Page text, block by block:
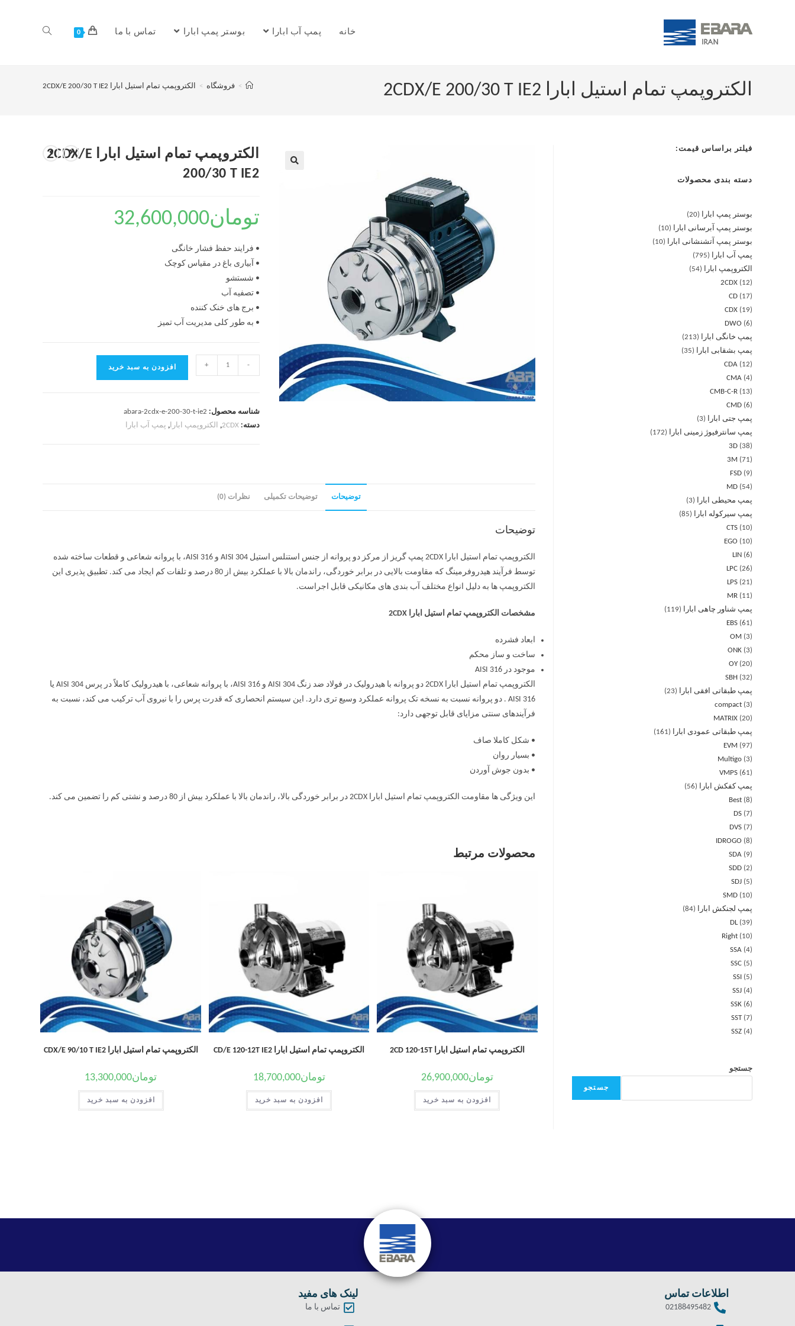
خانه پمپ آب ابارا بوستر پمپ ابارا تماس با ما 0
الکتروپمپ تمام استیل ابارا 2CDX/E 200/30 T IE2 > فروشگاه > الکتروپمپ تمام استیل ابارا 2CDX/E 200/30 T IE2
الکتروپمپ تمام استیل ابارا 2CDX/E
200/30 T IE2
تومان32,600,000
• فرایند حفظ فشار خانگی
• آبیاری باغ در مقیاس کوچک
• شستشو
• تصفیه آب
• برج های خنک کننده
• به طور کلی مدیریت آب تمیز
-
+ افزودن به سبد خرید
شناسه محصول: abara-2cdx-e-200-30-t-ie2
دسته:2CDX
, الکتروپمپ ابارا, پمپ آب ابارا
توضیحات توضیحات تکمیلی نظرات (0)
توضیحات
الکتروپمپ تمام استیل ابارا 2CDX پمپ گریز از مرکز دو پروانه از جنس استنلس استیل AISI 304 و AISI 316، با پروانه شعاعی و قطعات ساخته شده
توسط فرآیند هیدروفرمینگ که مقاومت بالایی در برابر خوردگی، راندمان بالا با عملکرد بیش از 80 درصد و تلفات کم ایجاد می کند. تطبیق پذیری این
الکتروپمپ ها به دلیل انواع مختلف آب بندی های مکانیکی قابل اجراست.
مشخصات الکتروپمپ تمام استیل ابارا 2CDX
ابعاد فشرده
ساخت و ساز محکم
موجود در AISI 316
الکتروپمپ تمام استیل ابارا 2CDX دو پروانه با هیدرولیک در فولاد ضد زنگ AISI 304 و AISI 316، با پروانه شعاعی، با هیدرولیک کاملاً در پرس AISI 304 یا
AISI 316 . دو پروانه نسبت به نسخه تک پروانه عملکرد وسیع تری دارد. این سیستم انحصاری که قدرت پرس را با نیروی آب ترکیب می کند، نسبت به
فرآیندهای سنتی مزایای قابل توجهی دارد:
• شکل کاملا صاف
• بسیار روان
• بدون جوش آوردن
این ویژگی ها مقاومت الکتروپمپ تمام استیل ابارا 2CDX در برابر خوردگی بالا، راندمان بالا با عملکرد بیش از 80 درصد و نشتی کم را تضمین می کند.
محصولات مرتبط
الکتروپمپ تمام استیل ابارا 2CD 120-15T
تومان26,900,000
افزودن به سبد خرید
الکتروپمپ تمام استیل ابارا CD/E 120-12T IE2
تومان18,700,000
افزودن به سبد خرید
الکتروپمپ تمام استیل ابارا CDX/E 90/10 T IE2
تومان13,300,000
افزودن به سبد خرید
فیلتر براساس قیمت:
دسته بندی محصولات
بوستر پمپ ابارا
20
بوستر پمپ آبرسانی ابارا
10
بوستر پمپ آتشنشانی ابارا
10
پمپ آب ابارا
795
الکتروپمپ ابارا
54
2CDX
12
CD
17
CDX
19
DWO
6
پمپ خانگی ابارا
213
پمپ بشقابی ابارا
35
CDA
12
CMA 4
CMB-C-R
13
CMD 6
پمپ جتی ابارا
3
پمپ سانترفیوژ زمینی ابارا
172
3D 38
3M
71
FSD
9
MD
54
پمپ محیطی ابارا
3
پمپ سیرکوله ابارا
85
CTS
10
EGO
10
LIN 6
LPC 26
LPS 21
MR
11
پمپ شناور چاهی ابارا
119
EBS 61
OM
3
ONK 3
OY 20
SBH 32
پمپ طبقاتی افقی ابارا
23
compact 3
MATRIX 20
پمپ طبقاتی عمودی ابارا
161
EVM
97
Multigo 3
VMPS 61
پمپ کفکش ابارا
56
Best 8
DS 7
DVS 7
IDROGO
8
SDA
9
SDD 2
SDJ
5
SMD
10
پمپ لجنکش ابارا
84
DL 39
Right
10
SSA 4
SSC
5
SSI
5
SSJ 4
SSK 6
SST 7
SSZ 4
جستجو
جستجو
اطلاعات تماس
02188495482
لینک های مفید
تماس با ما